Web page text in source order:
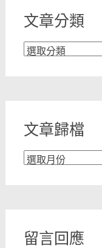
文章分類
文
文章歸檔
文
留言回應